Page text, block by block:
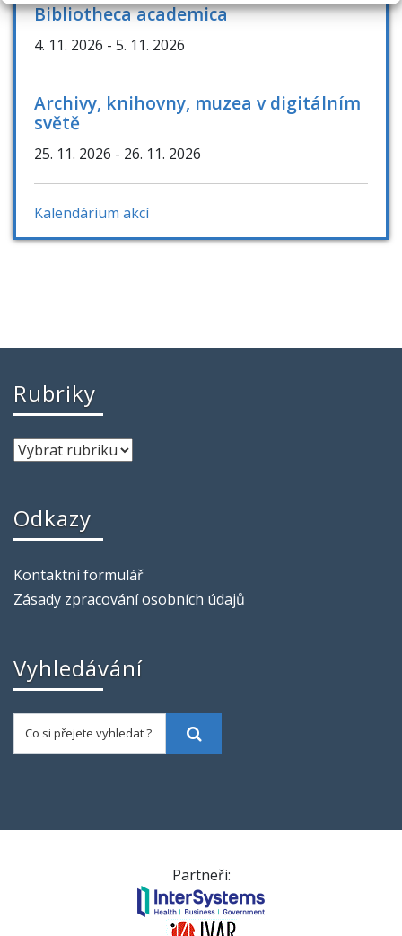
Bibliotheca academica
4. 11. 2026 - 5. 11. 2026
Archivy, knihovny, muzea v digitálním
světě
25. 11. 2026 - 26. 11. 2026
Kalendárium akcí
Rubriky
Odkazy
Kontaktní formulář
Zásady zpracování osobních údajů
Vyhledávání
Partneři: